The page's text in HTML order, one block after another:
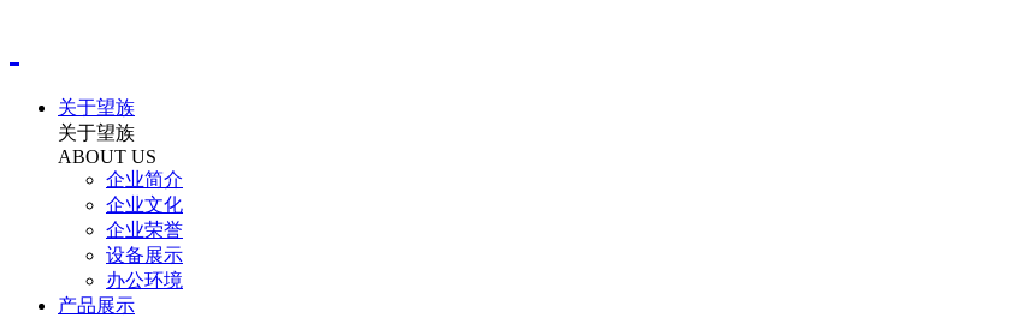
关于望族
关于望族
ABOUT US
企业简介
企业文化
企业荣誉
设备展示
办公环境
产品展示